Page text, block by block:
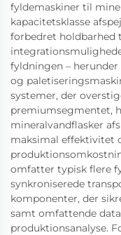
fyldemaskiner til
kapacitetsklasse
forbedret
fyldningen –
og
systemer, der
premiumsegmentet,
mineralvandflasker
maksimal effektivitet
omfatter typisk flere
synkroniserede
komponenter, der
samt omfattende
produktionsanalyse.